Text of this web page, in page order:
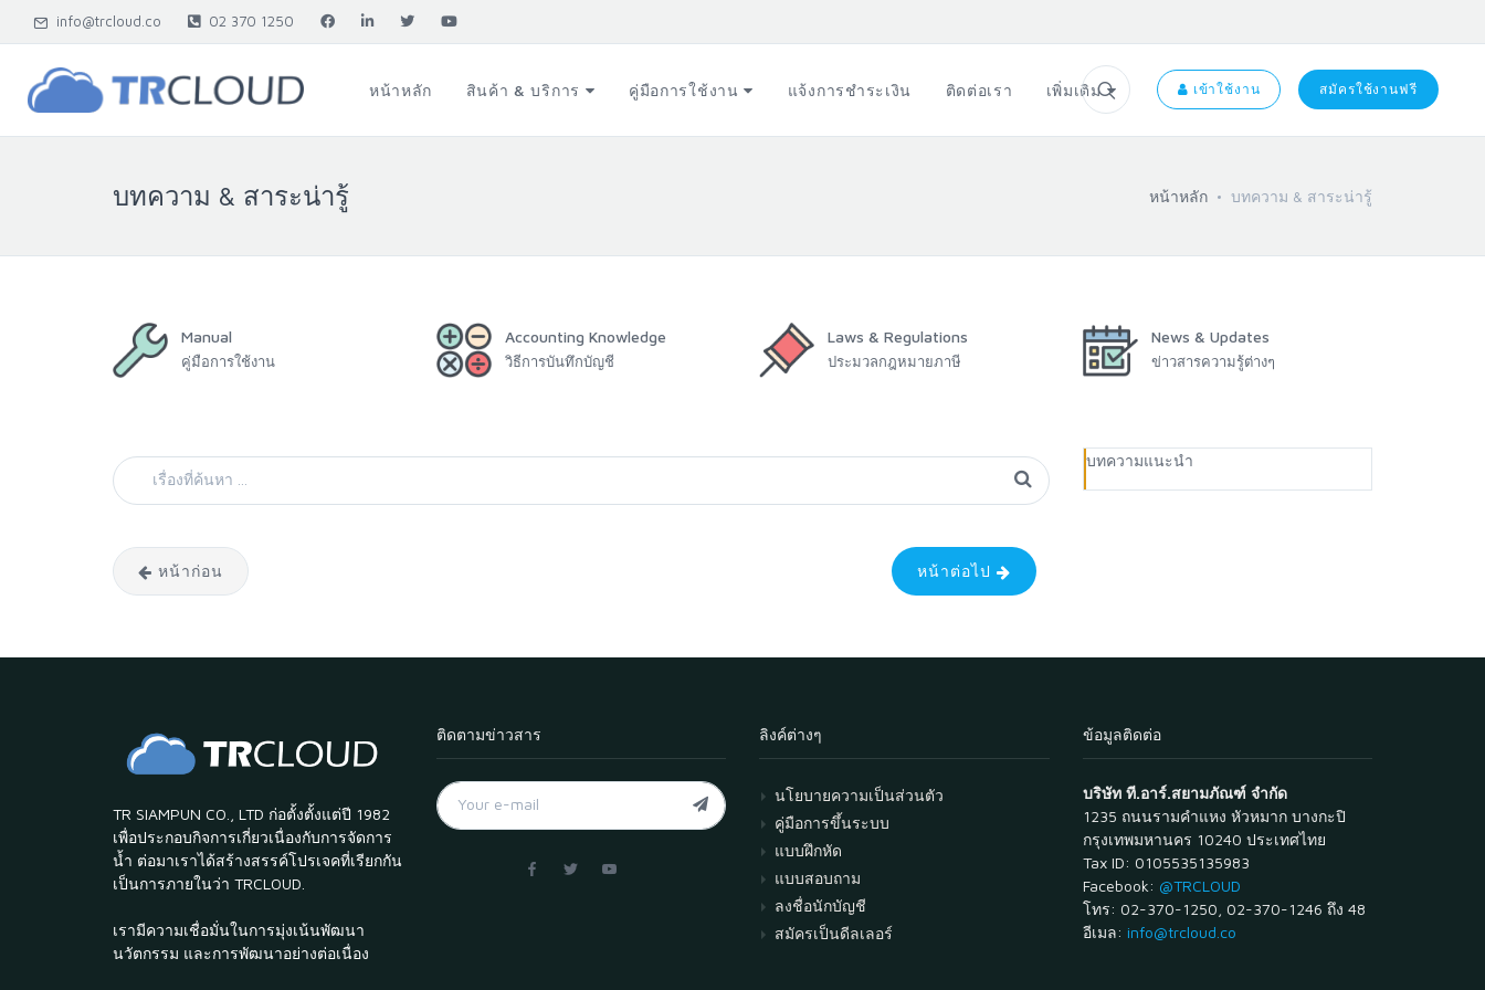
info@trcloud.co 02 370 1250
หน้าหลัก สินค้า & บริการ คู่มือการใช้งาน แจ้งการชำระเงิน ติดต่อเรา เพิ่มเติม เข้าใช้งาน สมัครใช้งานฟรี
บทความ & สาระน่ารู้ หน้าหลัก บทความ & สาระน่ารู้
Manual
คู่มือการใช้งาน
Accounting Knowledge
วิธีการบันทึกบัญชี
Laws & Regulations
ประมวลกฎหมายภาษี
News & Updates
ข่าวสารความรู้ต่างๆ
หน้าก่อน หน้าต่อไป
บทความแนะนำ
TR SIAMPUN CO., LTD ก่อตั้งตั้งแต่ปี 1982
เพื่อประกอบกิจการเกี่ยวเนื่องกับการจัดการ
น้ำ ต่อมาเราได้สร้างสรรค์โปรเจคที่เรียกกัน
เป็นการภายในว่า TRCLOUD.
เรามีความเชื่อมั่นในการมุ่งเน้นพัฒนา
นวัตกรรม และการพัฒนาอย่างต่อเนื่อง
ติดตามข่าวสาร ลิงค์ต่างๆ
นโยบายความเป็นส่วนตัว
คู่มือการขึ้นระบบ
แบบฝึกหัด
แบบสอบถาม
ลงชื่อนักบัญชี
สมัครเป็นดีลเลอร์
ข้อมูลติดต่อ
บริษัท ที.อาร์.สยามภัณฑ์ จำกัด
1235 ถนนรามคำแหง หัวหมาก บางกะปิ
กรุงเทพมหานคร 10240 ประเทศไทย
Tax ID: 0105535135983
Facebook: @TRCLOUD
โทร: 02-370-1250, 02-370-1246 ถึง 48
อีเมล: info@trcloud.co